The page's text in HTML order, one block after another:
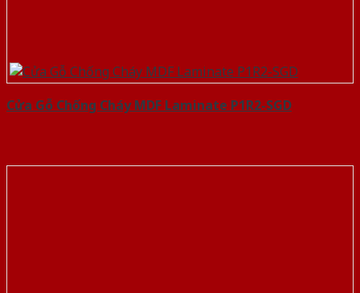
Cửa Gỗ Chống Cháy MDF Laminate P1R2-SGD